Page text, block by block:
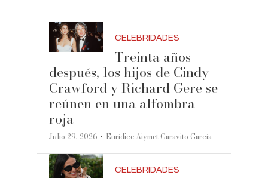
CELEBRIDADES
Treinta años
después, los hijos de Cindy
Crawford y Richard Gere se
reúnen en una alfombra
roja
Julio 29, 2026 ·Eurídice Aiymet Garavito García
CELEBRIDADES